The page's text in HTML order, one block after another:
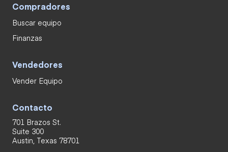
Compradores
Buscar equipo
Finanzas
Vendedores
Vender Equipo
Contacto
701 Brazos St.
Suite 300
Austin, Texas 78701